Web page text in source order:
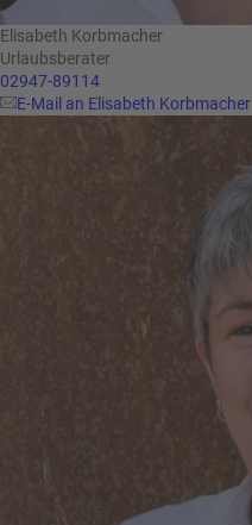
Elisabeth Korbmacher
Urlaubsberater
02947-89114
E-Mail an Elisabeth Korbmacher